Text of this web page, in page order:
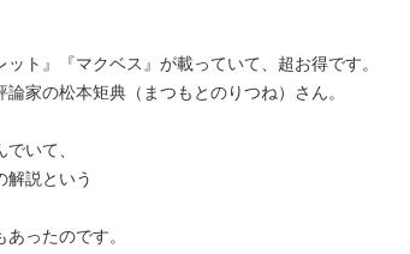
ト』『マクベス』が載っていて、超お得です。
家の松本矩典（まつもとのりつね）さん。
いて、
解説という
ったのです。